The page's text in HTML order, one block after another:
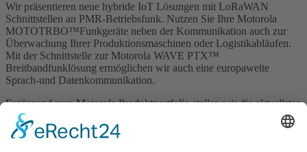
Wir präsentieren neue hybride IoT Lösungen mit LoRaWAN
Schnittstellen an PMR-Betriebsfunk. Nutzen Sie Ihre Motorola
MOTOTRBO™Funkgeräte neben der Kommunikation auch zur
Überwachung Ihrer Produktionsmaschinen oder Logistikabläufen.
Mit der Schnittstelle zur Motorola WAVE PTX™
Breitbandfunklösung ermöglichen wir auch eine europaweite
Sprach-und Datenkommunikation.
Ergänzend zum Motorola Produktportfolio stellen wir die aktuellsten
Gehörschutz-Headset-Lösungen von 3M Peltor vor.